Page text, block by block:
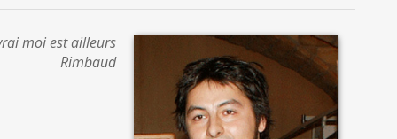
moi est ailleurs
Rimbaud